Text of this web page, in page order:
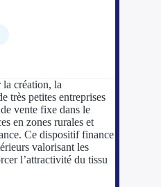
Contactez-nous
création, la
très petites entreprises
vente fixe dans le
en zones rurales et
Ce dispositif finance
valorisant les
l’attractivité du tissu